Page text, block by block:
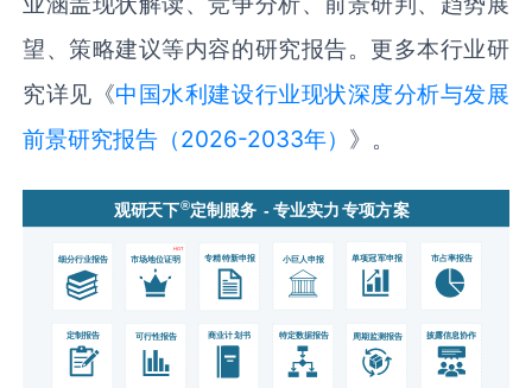
望、策略建议等内容的研究报告。更多本行业研
究详见《中国水利建设行业现状深度分析与发展
前景研究报告（2026-2033年） 》。